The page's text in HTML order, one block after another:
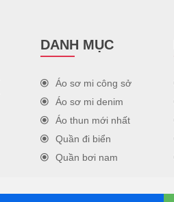
DANH MỤC
Áo sơ mi công sở
Áo sơ mi denim
Áo thun mới nhất
Quần đi biển
Quần bơi nam